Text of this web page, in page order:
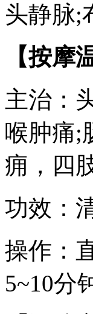
头静脉;
【按摩
主治：
喉肿痛;
痈，四
功效：
操作：
5~10分